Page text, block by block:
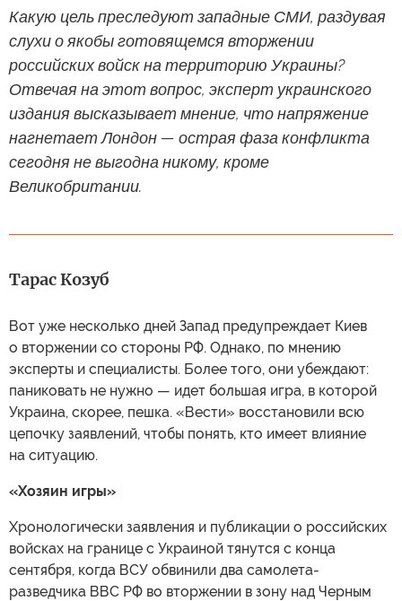
Какую цель преследуют западные СМИ, раздувая
слухи о якобы готовящемся вторжении
российских войск на территорию Украины?
Отвечая на этот вопрос, эксперт украинского
издания высказывает мнение, что напряжение
нагнетает Лондон — острая фаза конфликта
сегодня не выгодна никому, кроме
Великобритании.
Тарас Козуб
Вот уже несколько дней Запад предупреждает Киев
о вторжении со стороны РФ. Однако, по мнению
эксперты и специалисты. Более того, они убеждают:
паниковать не нужно — идет большая игра, в которой
Украина, скорее, пешка. «Вести» восстановили всю
цепочку заявлений, чтобы понять, кто имеет влияние
на ситуацию.
«Хозяин игры»
Хронологически заявления и публикации о российских
войсках на границе с Украиной тянутся с конца
сентября, когда ВСУ обвинили два самолета-
разведчика ВВС РФ во вторжении в зону над Черным